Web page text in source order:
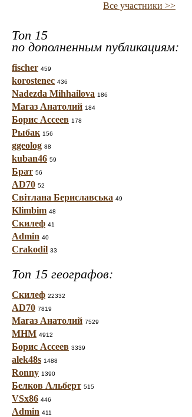
Все участники >>
Топ 15
по дополненным публикациям:
fischer 459
korostenec 436
Nadezda Mihhailova 186
Магаз Анатолий 184
Борис Ассеев 178
Рыбак 156
ggeolog 88
kuban46 59
Брат 56
AD70 52
Світлана Бериславська 49
Klimbim 48
Скилеф 41
Admin 40
Crakodil 33
Топ 15 географов:
Скилеф 22332
AD70 7819
Магаз Анатолий 7529
МНМ 4912
Борис Ассеев 3339
alek48s 1488
Ronny 1390
Белков Альберт 515
VSx86 446
Admin 411